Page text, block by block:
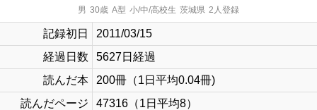
男 30歳 A型 小/中/高校生 茨城県 2人登録
記録初日
2011/03/15
経過日数
5627日経過
読んだ本
200冊（1日平均0.04冊)
読んだページ
47316（1日平均8）